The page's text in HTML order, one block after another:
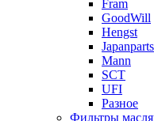
Fram
GoodWill
Hengst
Japanparts
Mann
SCT
UFI
Разное
Фильтры